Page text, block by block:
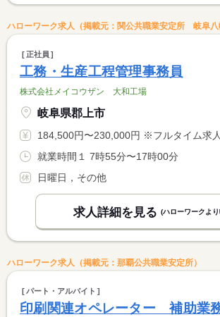
ハローワーク求人（掲載元：関公共職業安定所 岐阜八
正社員
工務・生産工程管理事務員
株式会社メイコウザン 大和工場
岐阜県郡上市
184,500円〜230,000円 ※フルタイム求人の場合は月額（換算額）、パート求人の場合は
就業時間１ 7時55分〜17時00分
日曜日，その他
求人詳細を見る (ハローワークよ
ハローワーク求人（掲載元：那覇公共職業安定所）
パート・アルバイト
印刷関連オペレーター 補助業